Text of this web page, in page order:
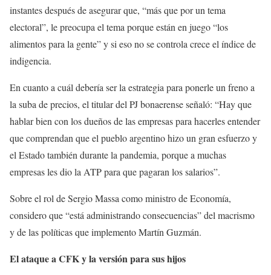
instantes después de asegurar que, “más que por un tema
electoral”, le preocupa el tema porque están en juego “los
alimentos para la gente” y si eso no se controla crece el índice de
indigencia.
En cuanto a cuál debería ser la estrategia para ponerle un freno a
la suba de precios, el titular del PJ bonaerense señaló: “Hay que
hablar bien con los dueños de las empresas para hacerles entender
que comprendan que el pueblo argentino hizo un gran esfuerzo y
el Estado también durante la pandemia, porque a muchas
empresas les dio la ATP para que pagaran los salarios”.
Sobre el rol de Sergio Massa como ministro de Economía,
considero que “está administrando consecuencias” del macrismo
y de las políticas que implemento Martín Guzmán.
El ataque a CFK y la versión para sus hijos